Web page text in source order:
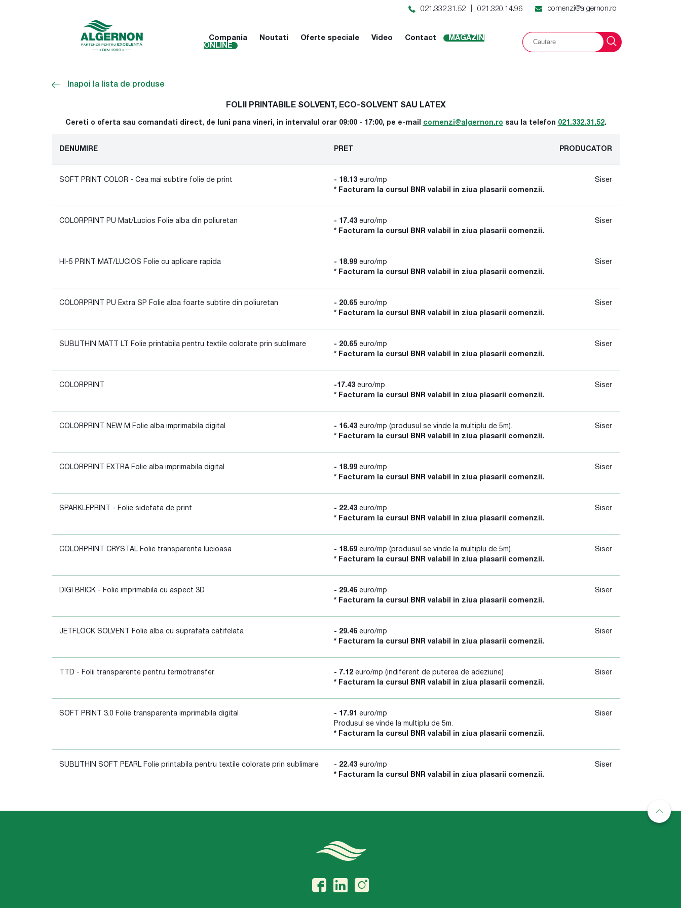
021.332.31.52 021.320.14.96 comenzi@algernon.ro
Compania Noutati Oferte speciale Video Contact
MAGAZIN
ONLINE
Inapoi la lista de produse
FOLII PRINTABILE SOLVENT, ECO-SOLVENT SAU LATEX
Cereti o oferta sau comandati direct, de luni pana vineri, in intervalul orar 09:00 - 17:00, pe e-mail comenzi@algernon.ro sau la telefon 021.332.31.52.
DENUMIRE PRET PRODUCATOR
SOFT PRINT COLOR - Cea mai subtire folie de print - 18.13 euro/mp
* Facturam la cursul BNR valabil in ziua plasarii comenzii.
Siser
COLORPRINT PU Mat/Lucios Folie alba din poliuretan - 17.43 euro/mp
* Facturam la cursul BNR valabil in ziua plasarii comenzii.
Siser
HI-5 PRINT MAT/LUCIOS Folie cu aplicare rapida - 18.99 euro/mp
* Facturam la cursul BNR valabil in ziua plasarii comenzii.
Siser
COLORPRINT PU Extra SP Folie alba foarte subtire din poliuretan - 20.65 euro/mp
* Facturam la cursul BNR valabil in ziua plasarii comenzii.
Siser
SUBLITHIN MATT LT Folie printabila pentru textile colorate prin sublimare - 20.65 euro/mp
* Facturam la cursul BNR valabil in ziua plasarii comenzii.
Siser
COLORPRINT -17.43 euro/mp
* Facturam la cursul BNR valabil in ziua plasarii comenzii.
Siser
COLORPRINT NEW M Folie alba imprimabila digital - 16.43 euro/mp (produsul se vinde la multiplu de 5m).
* Facturam la cursul BNR valabil in ziua plasarii comenzii.
Siser
COLORPRINT EXTRA Folie alba imprimabila digital - 18.99 euro/mp
* Facturam la cursul BNR valabil in ziua plasarii comenzii.
Siser
SPARKLEPRINT - Folie sidefata de print - 22.43 euro/mp
* Facturam la cursul BNR valabil in ziua plasarii comenzii.
Siser
COLORPRINT CRYSTAL Folie transparenta lucioasa - 18.69 euro/mp (produsul se vinde la multiplu de 5m).
* Facturam la cursul BNR valabil in ziua plasarii comenzii.
Siser
DIGI BRICK - Folie imprimabila cu aspect 3D - 29.46 euro/mp
* Facturam la cursul BNR valabil in ziua plasarii comenzii.
Siser
JETFLOCK SOLVENT Folie alba cu suprafata catifelata - 29.46 euro/mp
* Facturam la cursul BNR valabil in ziua plasarii comenzii.
Siser
TTD - Folii transparente pentru termotransfer - 7.12 euro/mp (indiferent de puterea de adeziune)
* Facturam la cursul BNR valabil in ziua plasarii comenzii.
Siser
SOFT PRINT 3.0 Folie transparenta imprimabila digital - 17.91
euro/mp
Produsul se vinde la multiplu de 5m.
* Facturam la cursul BNR valabil in ziua plasarii comenzii.
Siser
SUBLITHIN SOFT PEARL Folie printabila pentru textile colorate prin sublimare - 22.43 euro/mp
* Facturam la cursul BNR valabil in ziua plasarii comenzii.
Siser